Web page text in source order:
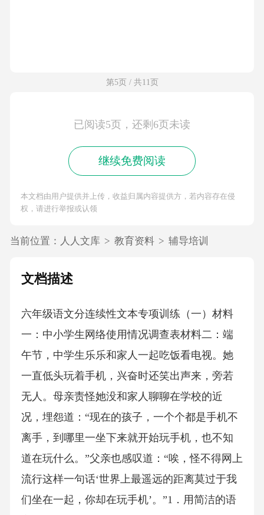
第5页 / 共11页
已阅读5页，还剩6页未读
继续免费阅读
本文档由用户提供并上传，收益归属内容提供方，若内容存在侵
权，请进行举报或认领
当前位置： 人人文库 > 教育资料 > 辅导培训
文档描述
六年级语文分连续性文本专项训练（一）材料
一：中小学生网络使用情况调查表材料二：端
午节，中学生乐乐和家人一起吃饭看电视。她
一直低头玩着手机，兴奋时还笑出声来，旁若
无人。母亲责怪她没和家人聊聊在学校的近
况，埋怨道：“现在的孩子，一个个都是手机不
离手，到哪里一坐下来就开始玩手机，也不知
道在玩什么。”父亲也感叹道：“唉，怪不得网上
流行这样一句话‘世界上最遥远的距离莫过于我
们坐在一起，你却在玩手机’。”1．用简洁的语